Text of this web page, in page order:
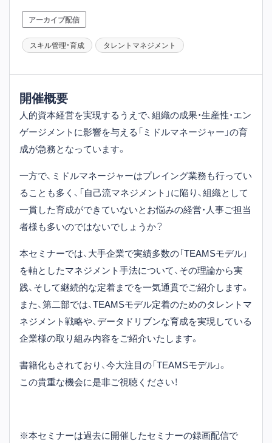
アーカイブ配信
スキル管理・育成 タレントマネジメント
開催概要
人的資本経営を実現するうえで、組織の成果・生産性・エン
ゲージメントに影響を与える「ミドルマネージャー」の育
成が急務となっています。
一方で、ミドルマネージャーはプレイング業務も行ってい
ることも多く、「自己流マネジメント」に陥り、組織として
一貫した育成ができていないとお悩みの経営・人事ご担当
者様も多いのではないでしょうか？
本セミナーでは、大手企業で実績多数の「TEAMSモデル」
を軸としたマネジメント手法について、その理論から実
践、そして継続的な定着までを一気通貫でご紹介します。
また、第二部では、TEAMSモデル定着のためのタレントマ
ネジメント戦略や、データドリブンな育成を実現している
企業様の取り組み内容をご紹介いたします。
書籍化もされており、今大注目の「TEAMSモデル」。
この貴重な機会に是非ご視聴ください！
※本セミナーは過去に開催したセミナーの録画配信で